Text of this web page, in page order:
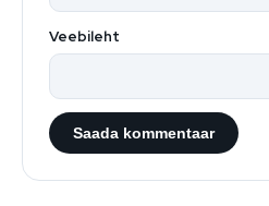
Veebileht